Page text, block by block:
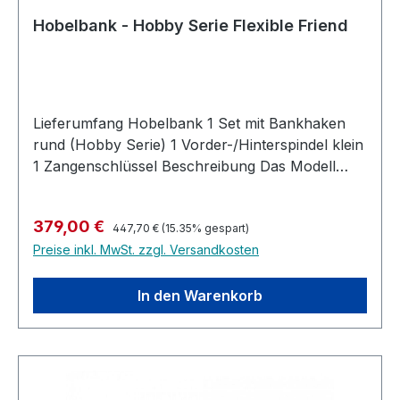
Hobelbank - Hobby Serie Flexible Friend
Lieferumfang Hobelbank 1 Set mit Bankhaken
rund (Hobby Serie) 1 Vorder-/Hinterspindel klein
1 Zangenschlüssel Beschreibung Das Modell
treuen Begleiter werden. Perfekt für den
Einsatz in der Werkstatt, im Garten oder zu
Hause. Die Flexible Friend mit Schraubstock für
Tischler und mit Öffnungen für Bankhaken
kommt insbesondere für anspruchsvolle
usw. zum Einsatz. Also für typische
Verkaufspreis:
379,00 € Regulärer Preis:
447,70 € (15.35% gespart)
Preise inkl. MwSt. zzgl. Versandkosten
In den Warenkorb